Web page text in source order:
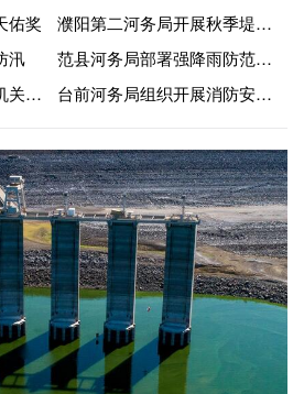
佑奖
濮阳第二河务局开展秋季堤防树木专项管护活动
汛
范县河务局部署强降雨防范工作
范县河务局推进节水型机关建设
台前河务局组织开展消防安全应急演练